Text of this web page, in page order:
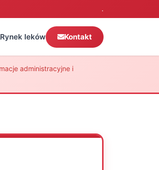
.
Rynek leków Kontakt
administracyjne i